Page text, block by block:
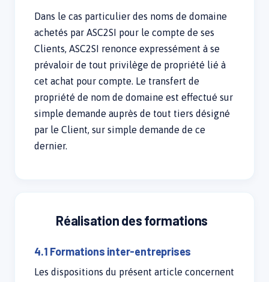
Dans le cas particulier des noms de domaine
achetés par ASC2SI pour le compte de ses
Clients, ASC2SI renonce expressément à se
prévaloir de tout privilège de propriété lié à
cet achat pour compte. Le transfert de
propriété de nom de domaine est effectué sur
simple demande auprès de tout tiers désigné
par le Client, sur simple demande de ce
dernier.
Réalisation des formations
4.1 Formations inter-entreprises
Les dispositions du présent article concernent